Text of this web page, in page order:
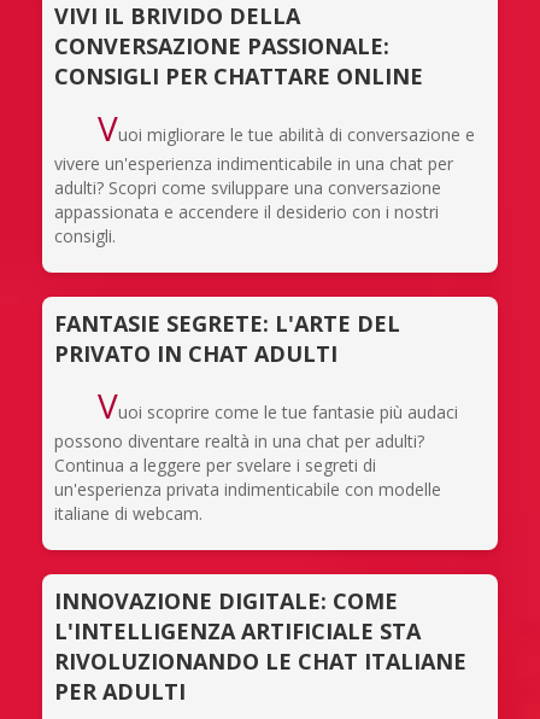
VIVI IL BRIVIDO DELLA
CONVERSAZIONE PASSIONALE:
CONSIGLI PER CHATTARE ONLINE
Vuoi migliorare le tue abilità di conversazione e
vivere un'esperienza indimenticabile in una chat per
adulti? Scopri come sviluppare una conversazione
appassionata e accendere il desiderio con i nostri
consigli.
FANTASIE SEGRETE: L'ARTE DEL
PRIVATO IN CHAT ADULTI
Vuoi scoprire come le tue fantasie più audaci
possono diventare realtà in una chat per adulti?
Continua a leggere per svelare i segreti di
un'esperienza privata indimenticabile con modelle
italiane di webcam.
INNOVAZIONE DIGITALE: COME
L'INTELLIGENZA ARTIFICIALE STA
RIVOLUZIONANDO LE CHAT ITALIANE
PER ADULTI